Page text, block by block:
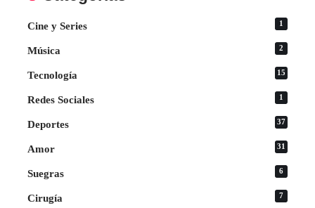
Cine y Series 1
Música 2
Tecnología 15
Redes Sociales 1
Deportes 37
Amor 31
Suegras 6
Cirugía 7